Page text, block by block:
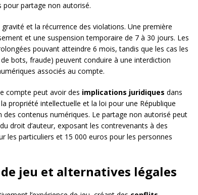
pour partage non autorisé.
et la récurrence des violations. Une première
et une suspension temporaire de 7 à 30 jours. Les
pouvant atteindre 6 mois, tandis que les cas les
bots, fraude) peuvent conduire à une interdiction
associés au compte.
compte peut avoir des implications juridiques dans
propriété intellectuelle et la loi pour une République
contenus numériques. Le partage non autorisé peut
droit d’auteur, exposant les contrevenants à des
les particuliers et 15 000 euros pour les personnes
jeu et alternatives légales